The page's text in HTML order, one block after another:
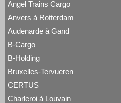
Hors Type Voyageurs
Locotracteur
Rail-Route
Type 28
Type 93
Type 28
Type 29
WR 360 C14 K
16
20 à 22
31 à 37
81 à 84
Tout Alpha Trains Belgium
G2000-3
TRAXX F140 MS
Angel Trains Cargo
Tout Angel Trains Cargo
G2000-3
TRAXX F140 MS
Anvers à Rotterdam
Tout Anvers à Rotterdam
1 à 6
7 à 9
11 à 14
19 à 21
Hors Type
Audenarde à Gand
Tout Audenarde à Gand
Hainaut-et-Flandres
B-Cargo
Tout B-Cargo
Série 12
Série 13
Série 23
II
Série 29 II
B-Holding
Tout B-Holding
Série 00 tranche 1963
Bruxelles-Tervueren
Tout Bruxelles-Tervueren
Marchandises
CERTUS
Charleroi à Louvain